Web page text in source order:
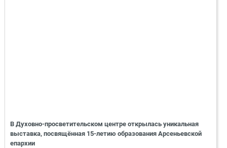
В Духовно-просветительском центре открылась уникальная
выставка, посвящённая 15-летию образования Арсеньевской
епархии